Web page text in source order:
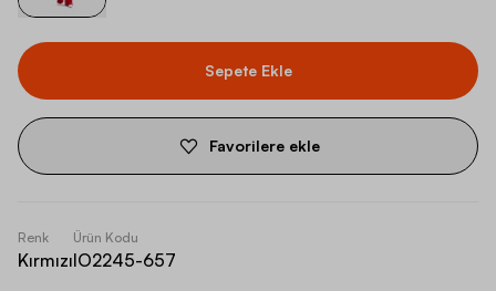
Sepete Ekle
Favorilere ekle
Renk
Kırmızı
Ürün Kodu
IO2245-657